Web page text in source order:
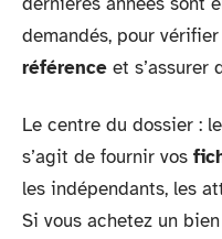
demandés, pour
référence et s’assurer
Le centre du dossier :
s’agit de fournir vos
les indépendants, les
Si vous achetez un